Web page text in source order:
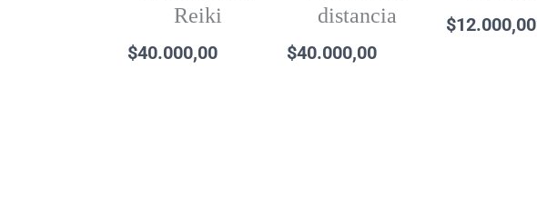
Reiki
$40.000,00
distancia
$40.000,00
$12.000,00